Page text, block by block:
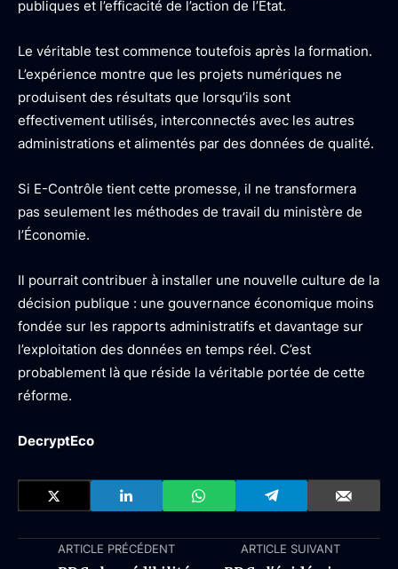
publiques et l’efficacité de l’action de l’État.
Le véritable test commence toutefois après la formation.
L’expérience montre que les projets numériques ne
produisent des résultats que lorsqu’ils sont
effectivement utilisés, interconnectés avec les autres
administrations et alimentés par des données de qualité.
Si E-Contrôle tient cette promesse, il ne transformera
pas seulement les méthodes de travail du ministère de
l’Économie.
Il pourrait contribuer à installer une nouvelle culture de la
décision publique : une gouvernance économique moins
fondée sur les rapports administratifs et davantage sur
l’exploitation des données en temps réel. C’est
probablement là que réside la véritable portée de cette
réforme.
DecryptEco
ARTICLE PRÉCÉDENT ARTICLE SUIVANT